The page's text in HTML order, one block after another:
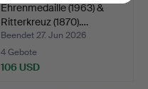
Ehrenmedaille (1963) &
Ritterkreuz (1870).…
Beendet 27. Jun 2026
4 Gebote
106 USD